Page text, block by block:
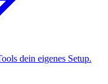
dein eigenes Setup.